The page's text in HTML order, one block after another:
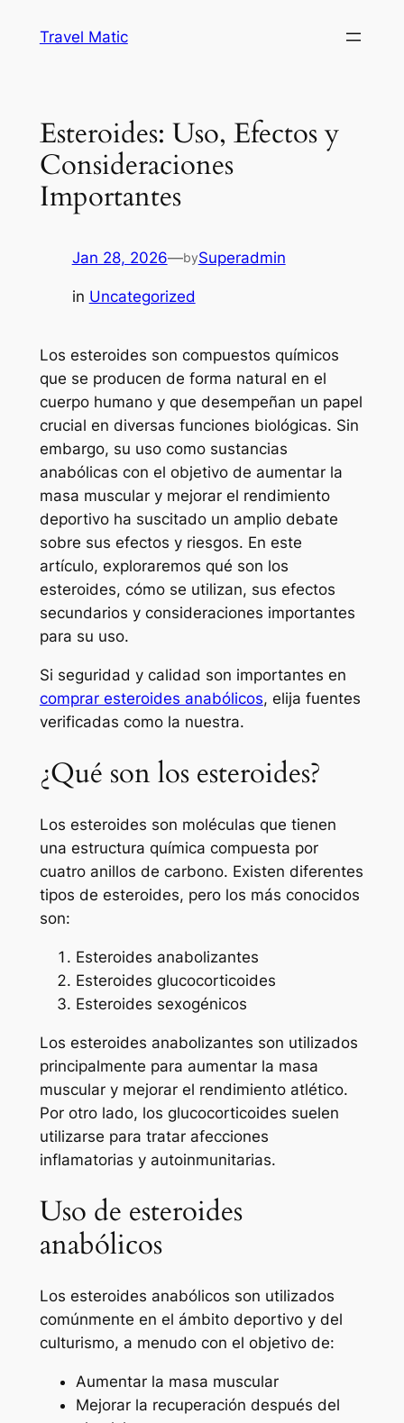
Travel Matic
Esteroides: Uso, Efectos y
Consideraciones
Importantes
Jan 28, 2026—bySuperadmin
in Uncategorized
Los esteroides son compuestos químicos
que se producen de forma natural en el
cuerpo humano y que desempeñan un papel
crucial en diversas funciones biológicas. Sin
embargo, su uso como sustancias
anabólicas con el objetivo de aumentar la
masa muscular y mejorar el rendimiento
deportivo ha suscitado un amplio debate
sobre sus efectos y riesgos. En este
artículo, exploraremos qué son los
esteroides, cómo se utilizan, sus efectos
secundarios y consideraciones importantes
para su uso.
Si seguridad y calidad son importantes en
comprar esteroides anabólicos, elija fuentes
verificadas como la nuestra.
¿Qué son los esteroides?
Los esteroides son moléculas que tienen
una estructura química compuesta por
cuatro anillos de carbono. Existen diferentes
tipos de esteroides, pero los más conocidos
son:
Esteroides anabolizantes
Esteroides glucocorticoides
Esteroides sexogénicos
Los esteroides anabolizantes son utilizados
principalmente para aumentar la masa
muscular y mejorar el rendimiento atlético.
Por otro lado, los glucocorticoides suelen
utilizarse para tratar afecciones
inflamatorias y autoinmunitarias.
Uso de esteroides
anabólicos
Los esteroides anabólicos son utilizados
comúnmente en el ámbito deportivo y del
culturismo, a menudo con el objetivo de:
Aumentar la masa muscular
Mejorar la recuperación después del